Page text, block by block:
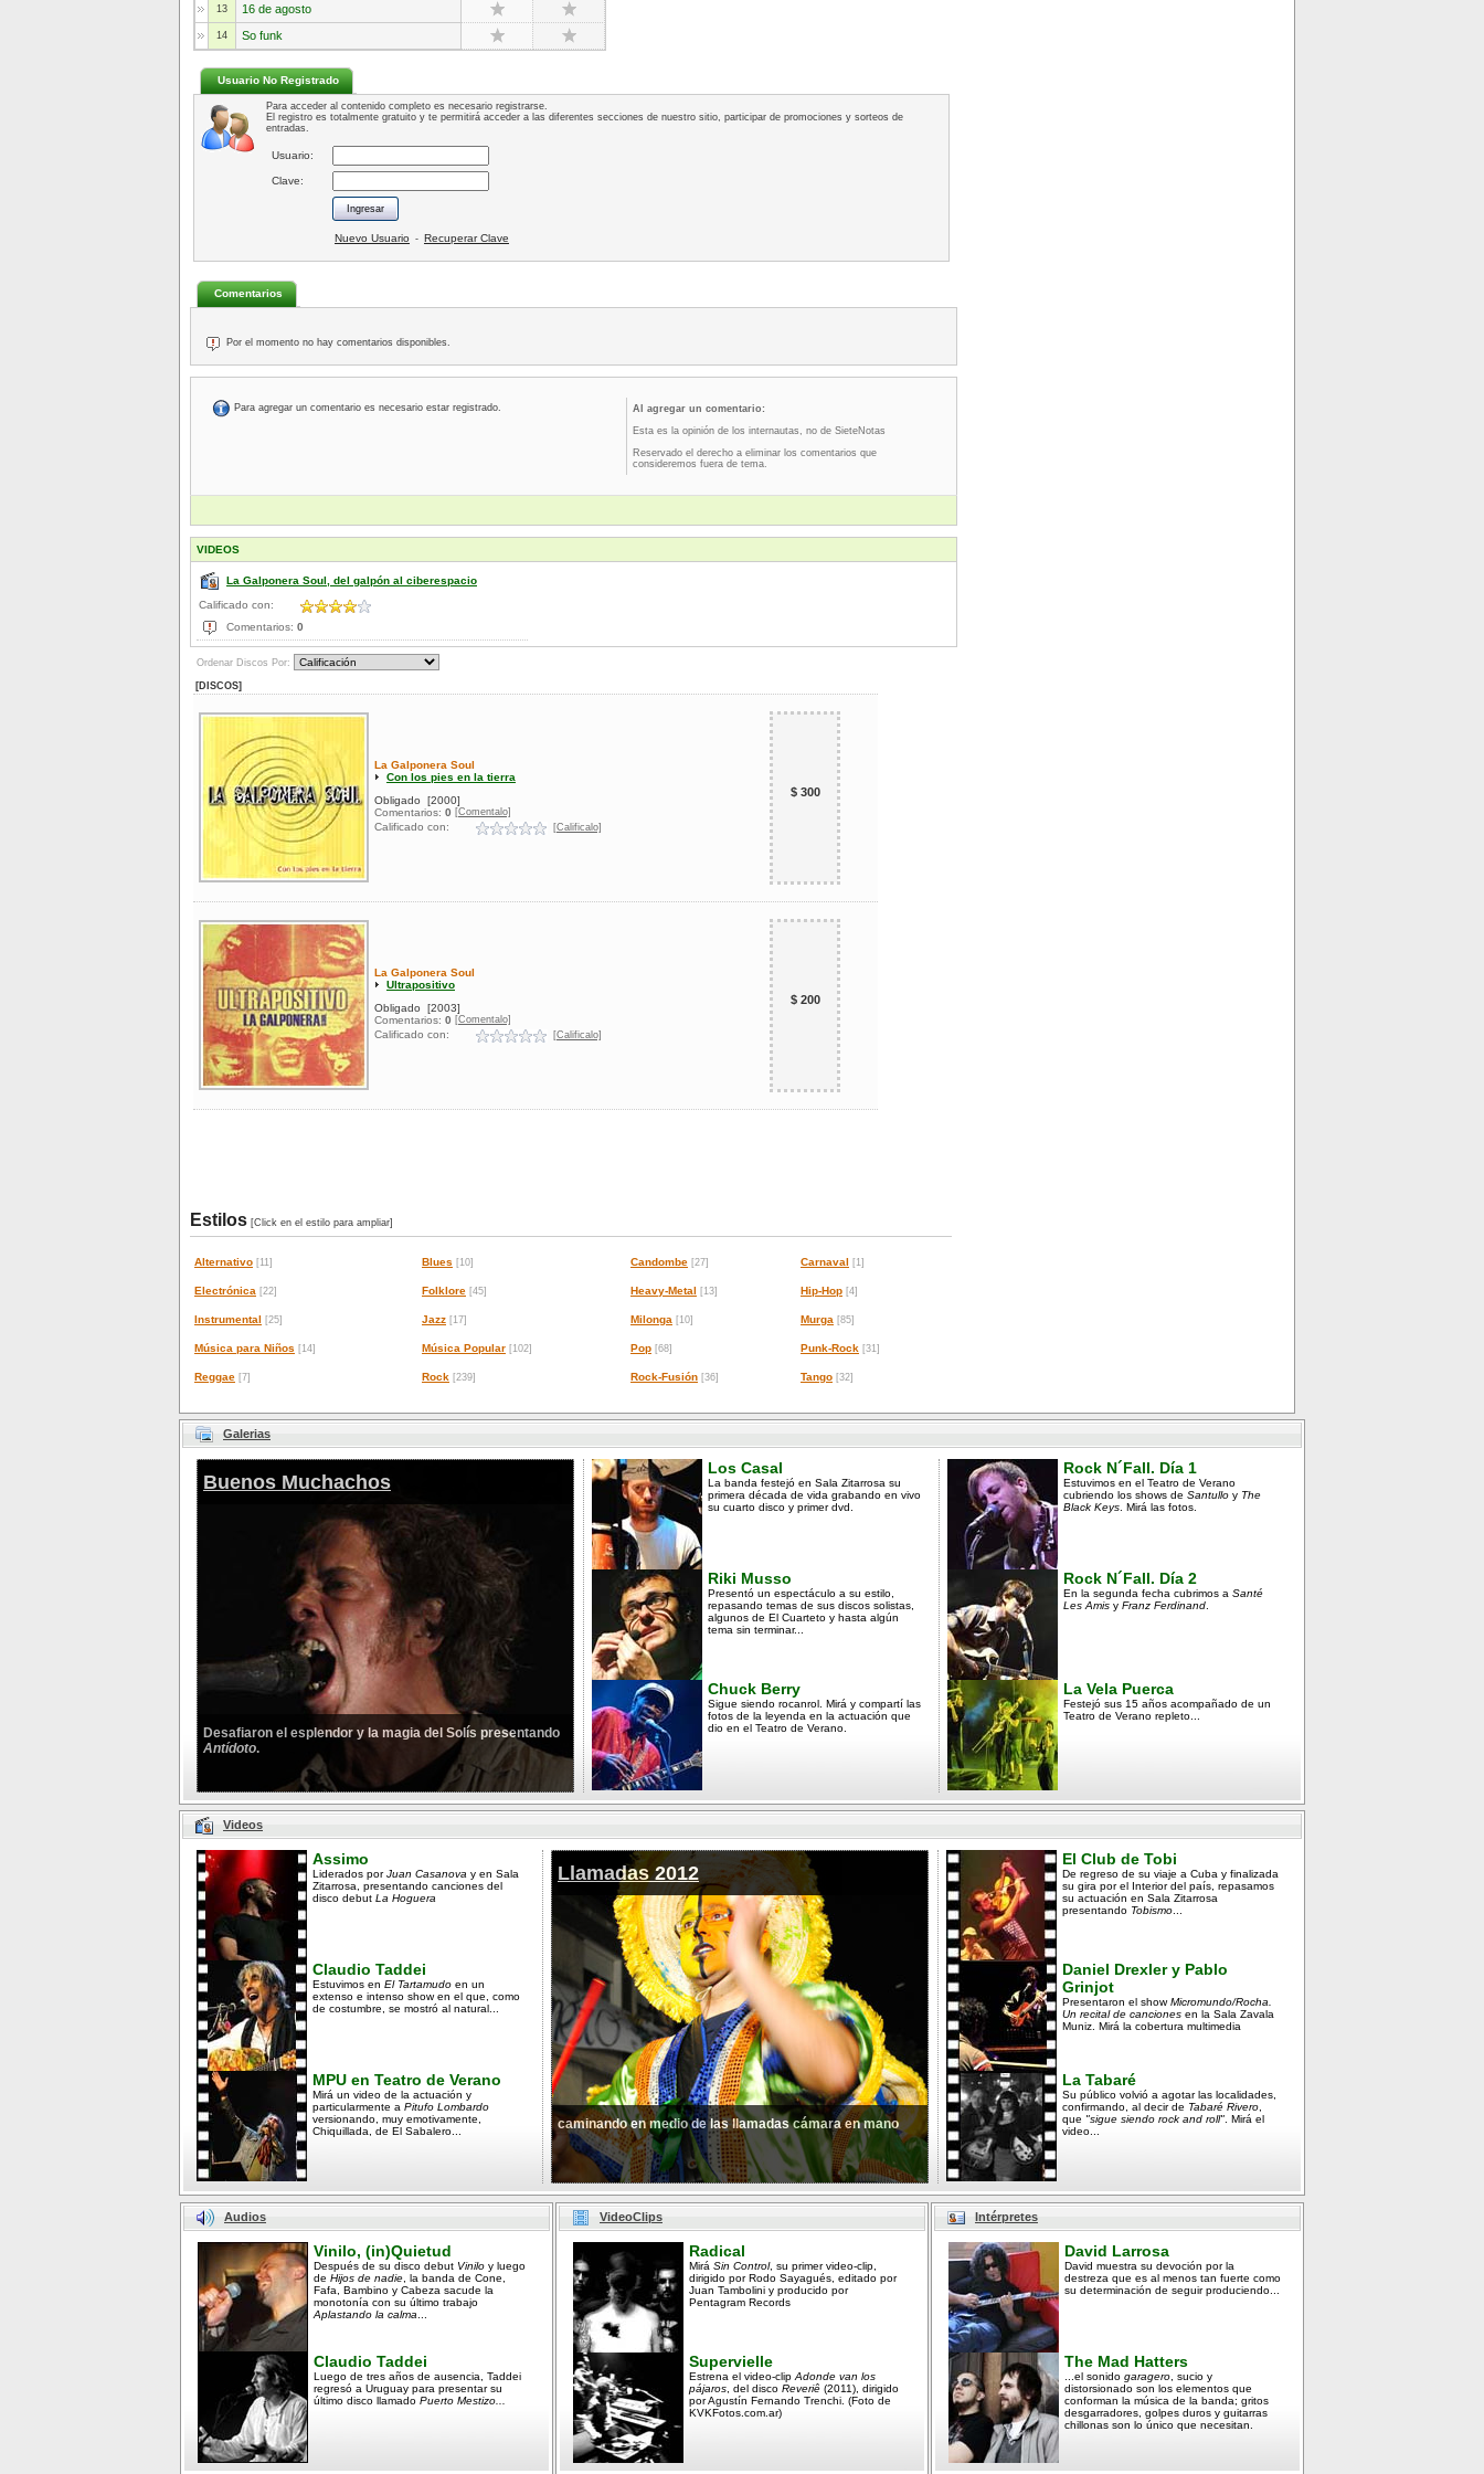
13 16 de agosto
14 So funk
Usuario No Registrado
Para acceder al contenido completo es necesario registrarse.
El registro es totalmente gratuito y te permitirá acceder a las diferentes secciones de nuestro sitio, participar de promociones y sorteos de
entradas.
Usuario:
Clave:
Nuevo Usuario - Recuperar Clave
Comentarios
Por el momento no hay comentarios disponibles.
Para agregar un comentario es necesario estar registrado.
Al agregar un comentario:
Esta es la opinión de los internautas, no de SieteNotas
Reservado el derecho a eliminar los comentarios que
consideremos fuera de tema.
VIDEOS
La Galponera Soul, del galpón al ciberespacio
Calificado con:
Comentarios: 0
Ordenar Discos Por:
[DISCOS]
La Galponera Soul
Con los pies en la tierra
Obligado
[2000]
Comentarios: 0 [Comentalo]
Calificado con: [Calificalo]
$ 300
La Galponera Soul
Ultrapositivo
Obligado
[2003]
Comentarios: 0 [Comentalo]
Calificado con: [Calificalo]
$ 200
Estilos [Click en el estilo para ampliar]
Alternativo [11] Blues [10] Candombe [27] Carnaval [1]
Electrónica [22] Folklore [45] Heavy-Metal [13] Hip-Hop [4]
Instrumental [25] Jazz [17] Milonga [10] Murga [85]
Música para Niños [14] Música Popular [102] Pop [68] Punk-Rock [31]
Reggae [7] Rock [239] Rock-Fusión [36] Tango [32]
Galerias
Buenos Muchachos
Desafiaron el esplendor y la magia del Solís presentando
Antídoto.
Los Casal
La banda festejó en Sala Zitarrosa su
primera década de vida grabando en vivo
su cuarto disco y primer dvd.
Riki Musso
Presentó un espectáculo a su estilo,
repasando temas de sus discos solistas,
algunos de El Cuarteto y hasta algún
tema sin terminar...
Chuck Berry
Sigue siendo rocanrol. Mirá y compartí las
fotos de la leyenda en la actuación que
dio en el Teatro de Verano.
Rock N´Fall. Día 1
Estuvimos en el Teatro de Verano
cubriendo los shows de Santullo y The
Black Keys . Mirá las fotos.
Rock N´Fall. Día 2
En la segunda fecha cubrimos a Santé
Les Amis y Franz Ferdinand
La Vela Puerca
Festejó sus 15 años acompañado de un
Teatro de Verano repleto...
Videos
Assimo
Liderados porJuan Casanova y en Sala
Zitarrosa, presentando canciones del
disco debut La Hoguera
Claudio Taddei
Estuvimos en El Tartamudo en un
extenso e intenso show en el que, como
de costumbre, se mostró al natural...
MPU en Teatro de Verano
Mirá un video de la actuación y
particularmente a Pitufo Lombardo
versionando, muy emotivamente,
Chiquillada, de El Sabalero...
Llamadas 2012
caminando en medio de las llamadas cámara en mano
El Club de Tobi
De regreso de su viaje a Cuba y finalizada
su gira por el Interior del país, repasamos
su actuación en Sala Zitarrosa
presentando Tobismo
Daniel Drexler y Pablo
Grinjot
Presentaron el showMicromundo/Rocha.
Un recital de canciones en la Sala Zavala
Muniz. Mirá la cobertura multimedia
La Tabaré
Su público volvió a agotar las localidades,
confirmando, al decir de Tabaré Rivero
que "sigue siendo rock and roll" . Mirá el
video...
Audios
Vinilo, (in)Quietud
Después de su disco debut Vinilo y luego
de Hijos de nadie , la banda de Cone,
Fafa, Bambino y Cabeza sacude la
monotonía con su último trabajo
Aplastando la calma
Claudio Taddei
Luego de tres años de ausencia, Taddei
regresó a Uruguay para presentar su
último disco llamado Puerto Mestizo...
VideoClips
Radical
Mirá Sin Control, su primer video-clip,
dirigido por Rodo Sayagués, editado por
Juan Tambolini y producido por
Pentagram Records
Supervielle
Estrena el video-clip Adonde van los
pájaros , del disco Reveriê (2011), dirigido
por Agustín Fernando Trenchi. (Foto de
KVKFotos.com.ar)
Intérpretes
David Larrosa
David muestra su devoción por la
destreza que es al menos tan fuerte como
su determinación de seguir produciendo...
The Mad Hatters
...el sonido garagero , sucio y
distorsionado son los elementos que
conforman la música de la banda; gritos
desgarradores, golpes duros y guitarras
chillonas son lo único que necesitan.